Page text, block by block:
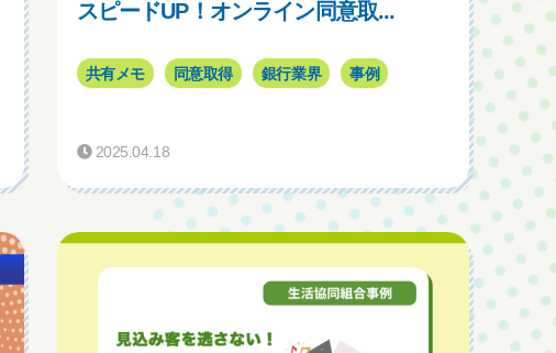
スピードUP！オンライン同意取...
共有メモ 同意取得 銀行業界 事例
2025.04.18